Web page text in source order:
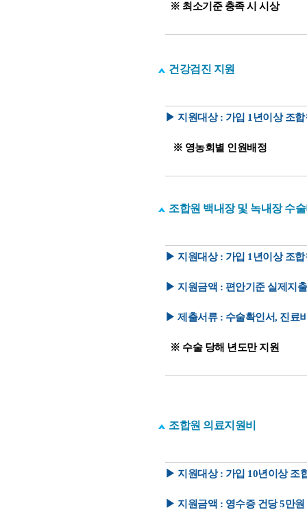
※ 최소기준 충족 시 시상
건강검진 지원
▶ 지원대상 : 가입 1년이상 조
※ 영농회별 인원배정
조합원 백내장 및 녹내장 수
▶ 지원대상 : 가입 1년이상 조
▶ 지원금액 : 편안기준 실제지
▶ 제출서류 : 수술확인서, 진료
※ 수술 당해 년도만 지원
조합원 의료지원비
▶ 지원대상 : 가입 10년이상 조
▶ 지원금액 : 영수증 건당 5만